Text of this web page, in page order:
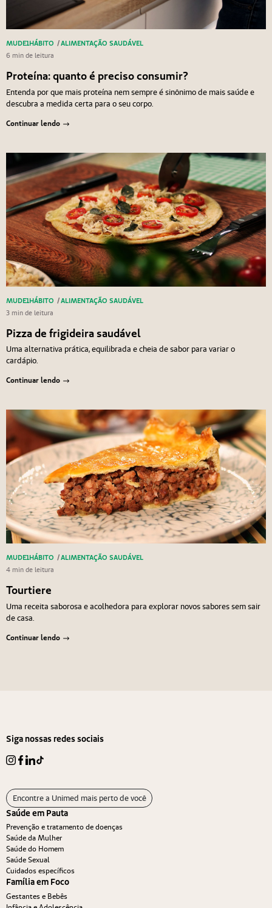
MUDE1HÁBITO /ALIMENTAÇÃO SAUDÁVEL
6 min de leitura
Proteína: quanto é preciso consumir?
Entenda por que mais proteína nem sempre é sinônimo de mais saúde e
descubra a medida certa para o seu corpo.
Continuar lendo
MUDE1HÁBITO /ALIMENTAÇÃO SAUDÁVEL
3 min de leitura
Pizza de frigideira saudável
Uma alternativa prática, equilibrada e cheia de sabor para variar o
cardápio.
Continuar lendo
MUDE1HÁBITO /ALIMENTAÇÃO SAUDÁVEL
4 min de leitura
Tourtiere
Uma receita saborosa e acolhedora para explorar novos sabores sem sair
de casa.
Continuar lendo
Siga nossas redes sociais
Encontre a Unimed mais perto de você
Saúde em Pauta
Prevenção e tratamento de doenças
Saúde da Mulher
Saúde do Homem
Saúde Sexual
Cuidados específicos
Família em Foco
Gestantes e Bebês